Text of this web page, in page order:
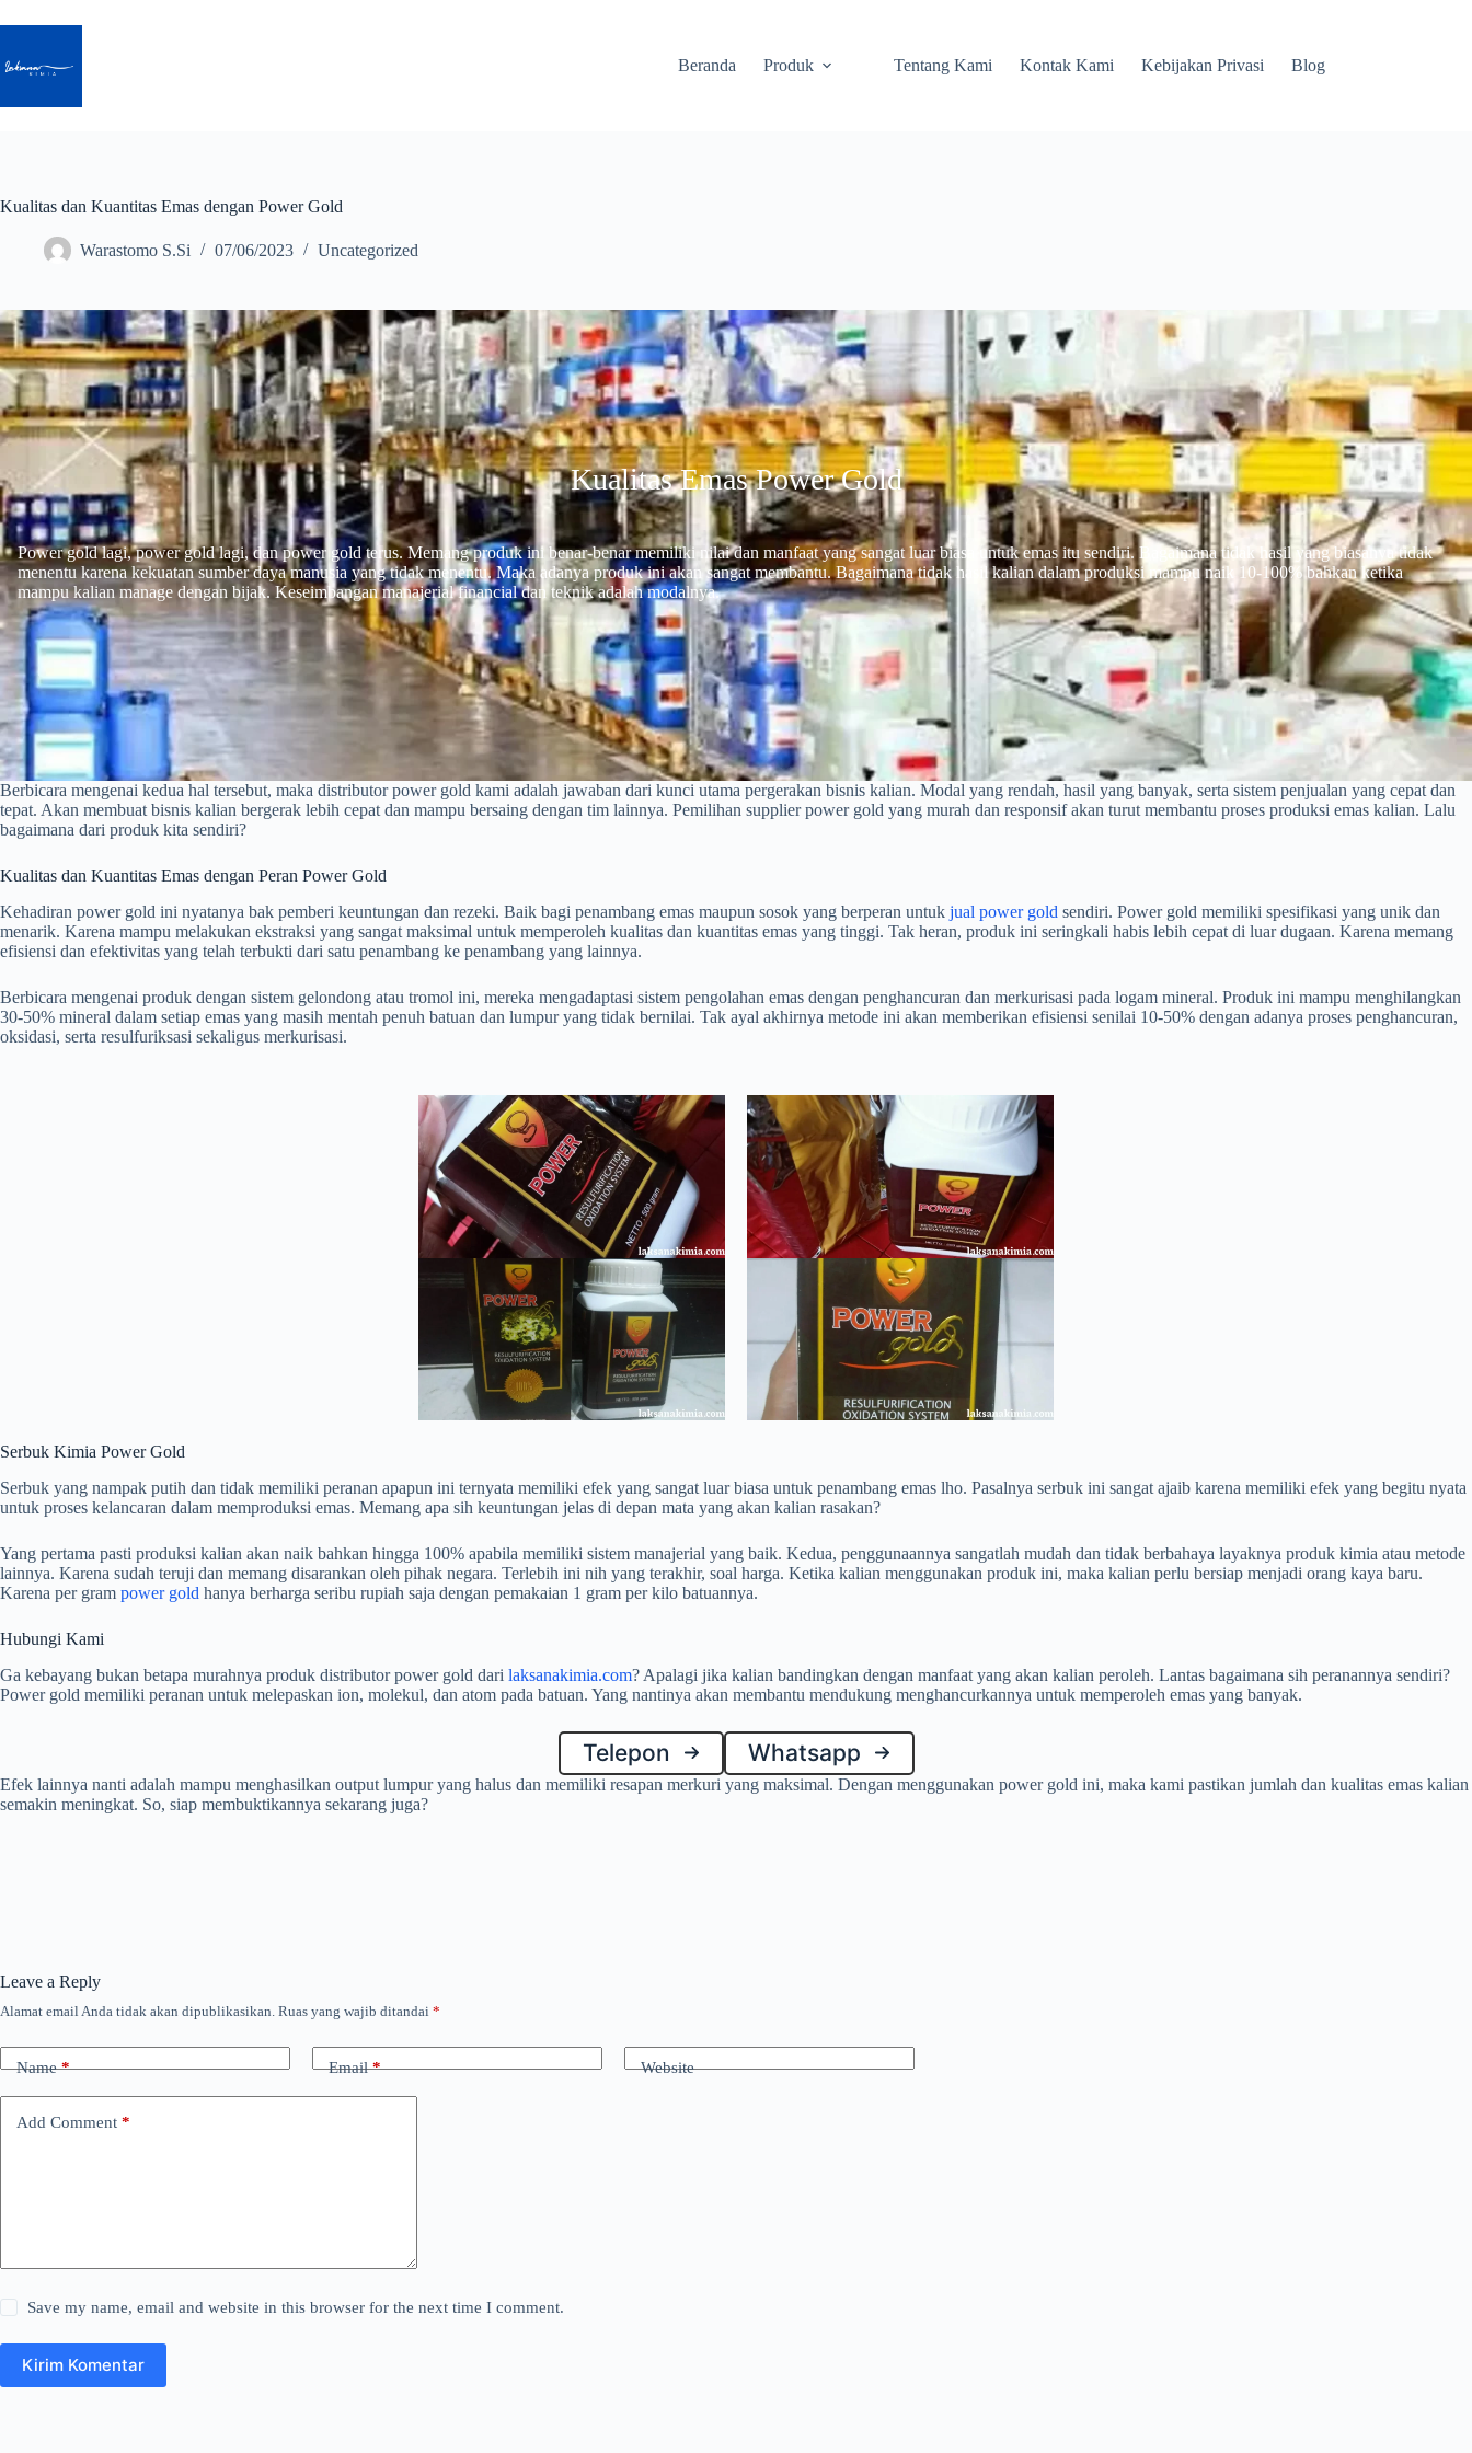
to
Beranda
Produk Tentang Kami Kontak Kami Kebijakan Privasi Blog
Kualitas dan Kuantitas Emas dengan Power Gold
Warastomo S.Si 07/06/2023 Uncategorized
Kualitas Emas Power Gold
Power gold lagi, power gold lagi, dan power gold terus. Memang produk ini benar-benar memiliki nilai dan manfaat yang sangat luar biasa untuk emas itu sendiri. Bagaimana tidak hasil yang biasanya tidak
menentu karena kekuatan sumber daya manusia yang tidak menentu. Maka adanya produk ini akan sangat membantu. Bagaimana tidak hasil kalian dalam produksi mampu naik 10-100% bahkan ketika
mampu kalian manage dengan bijak. Keseimbangan manajerial financial dan teknik adalah modalnya.
Berbicara mengenai kedua hal tersebut, maka distributor power gold kami adalah jawaban dari kunci utama pergerakan bisnis kalian. Modal yang rendah, hasil yang banyak, serta sistem penjualan yang cepat dan
tepat. Akan membuat bisnis kalian bergerak lebih cepat dan mampu bersaing dengan tim lainnya. Pemilihan supplier power gold yang murah dan responsif akan turut membantu proses produksi emas kalian. Lalu
bagaimana dari produk kita sendiri?
Kualitas dan Kuantitas Emas dengan Peran Power Gold
Kehadiran power gold ini nyatanya bak pemberi keuntungan dan rezeki. Baik bagi penambang emas maupun sosok yang berperan untuk jual power gold sendiri. Power gold memiliki spesifikasi yang unik dan
menarik. Karena mampu melakukan ekstraksi yang sangat maksimal untuk memperoleh kualitas dan kuantitas emas yang tinggi. Tak heran, produk ini seringkali habis lebih cepat di luar dugaan. Karena memang
efisiensi dan efektivitas yang telah terbukti dari satu penambang ke penambang yang lainnya.
Berbicara mengenai produk dengan sistem gelondong atau tromol ini, mereka mengadaptasi sistem pengolahan emas dengan penghancuran dan merkurisasi pada logam mineral. Produk ini mampu menghilangkan
30-50% mineral dalam setiap emas yang masih mentah penuh batuan dan lumpur yang tidak bernilai. Tak ayal akhirnya metode ini akan memberikan efisiensi senilai 10-50% dengan adanya proses penghancuran,
oksidasi, serta resulfuriksasi sekaligus merkurisasi.
Serbuk Kimia Power Gold
Serbuk yang nampak putih dan tidak memiliki peranan apapun ini ternyata memiliki efek yang sangat luar biasa untuk penambang emas lho. Pasalnya serbuk ini sangat ajaib karena memiliki efek yang begitu nyata
untuk proses kelancaran dalam memproduksi emas. Memang apa sih keuntungan jelas di depan mata yang akan kalian rasakan?
Yang pertama pasti produksi kalian akan naik bahkan hingga 100% apabila memiliki sistem manajerial yang baik. Kedua, penggunaannya sangatlah mudah dan tidak berbahaya layaknya produk kimia atau metode
lainnya. Karena sudah teruji dan memang disarankan oleh pihak negara. Terlebih ini nih yang terakhir, soal harga. Ketika kalian menggunakan produk ini, maka kalian perlu bersiap menjadi orang kaya baru.
Karena per gram power gold hanya berharga seribu rupiah saja dengan pemakaian 1 gram per kilo batuannya.
Hubungi Kami
Ga kebayang bukan betapa murahnya produk distributor power gold dari laksanakimia.com? Apalagi jika kalian bandingkan dengan manfaat yang akan kalian peroleh. Lantas bagaimana sih peranannya sendiri?
Power gold memiliki peranan untuk melepaskan ion, molekul, dan atom pada batuan. Yang nantinya akan membantu mendukung menghancurkannya untuk memperoleh emas yang banyak.
Telepon Whatsapp
Efek lainnya nanti adalah mampu menghasilkan output lumpur yang halus dan memiliki resapan merkuri yang maksimal. Dengan menggunakan power gold ini, maka kami pastikan jumlah dan kualitas emas kalian
semakin meningkat. So, siap membuktikannya sekarang juga?
Leave a Reply
Alamat email Anda tidak akan dipublikasikan. Ruas yang wajib ditandai *
Name* Email* Website
Add Comment *
Save my name, email and website in this browser for the next time I comment.
Kirim Komentar